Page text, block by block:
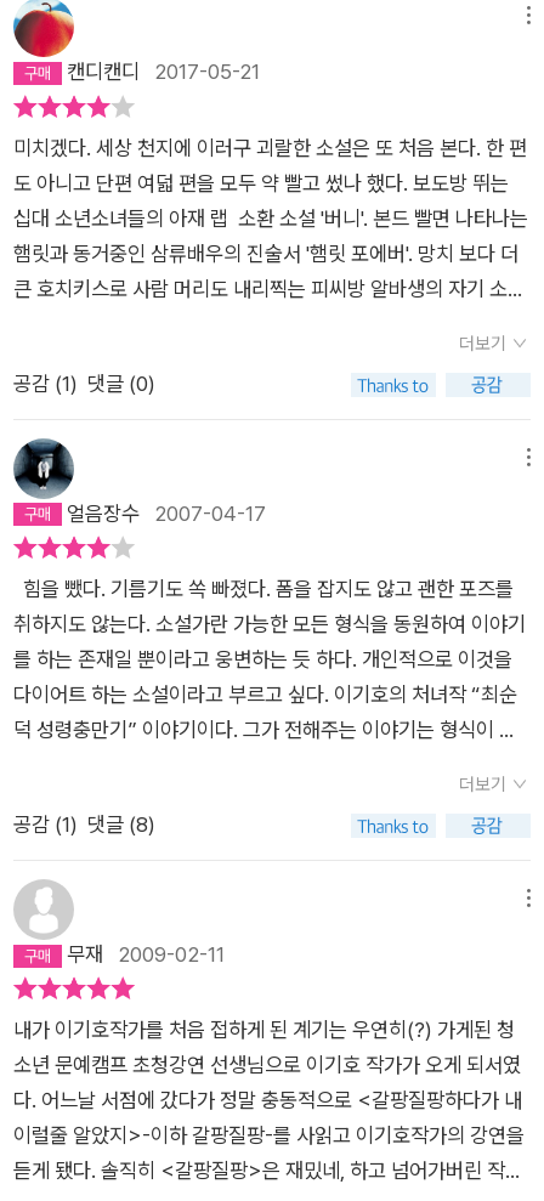
말씀하신다. 꼭 교회 안에 있는것만이 하나님을 섬기는 최대의 일
이 아니라고. 세상에 나가서 하나님이 어떤 곳에 자신을 쓰려고
했는지를 찾으라고 한다. 그저 교회 안에서 하나님만 열심히 믿으
면 되는줄 알았던 스물 두살난 아현동 처녀 최순덕은 이때부터 자
기의 쓰임을 찾기 위해 최선을 다한다. 그리고 그녀가 마침내 발
견한 자신의 쓰임이란? 정말 골때리기 그지 없다. 그러나 이 모든
골때리는 과정들이 조금의 희화도 없이 모두 진지한 어투로 (성
경 말투니 어디 진지하다 뿐이겠는가만은) 담담히 나열되어 있
들도 그럭저럭 재미있지만 나는 이 책이 최순덕 성령충만기라는
단 하나의 단편만 있었다 하더라도 분명 사서 읽을 가치가 있지
않나 싶다. 이기호가 단편에서 그리고 있는 인물들은 하나같이 우
리가 존경하거나 본받을 만한 아니 하다못해 이 사회의 멀쩡한 구
성원으로 끼워주기조차 좀 뭣한 인물들이 등장한다. 못 배우고 못
입고 못 먹는 그들. 그렇지만 이기호가 그리는 그들의 삶이 결코
우스꽝스럽지는 않다. (웃긴것과 우스꽝스러운 것은 천지차이
다.) 이런 못난 인간들도 이 사회에는 분명 존재하니 우리모두 사
랑합시다라는 계몽적 메세지를 전하지도, 그렇다고 해서 이런 인
간들도 있으니 우린 그보다 훨씬 낫지 않소? 하는 자조적인 목소
리를 내지도 않는다. 그냥 있는 그대로 그 사람들을 전해줄 뿐이
다. 그런데 그게 참 웃긴다. 어쩌면 그 웃김은 울다가 결국에는 어
딘가에 털난다는 사실도 망각한채 울게 만드는 웃김인지도 모르
겠지만 말이다.
을 발휘하는 사람들로 선정한다.그리고 이 들의 행위와 주변 관계
를 통해 인간들이 가진 가식과 욕망의 추리함,세태의 허무맹랑함
을 해학적으로 풀이한다. 차이가 있다면 성석제의 인물들이 조금
을 둔 듯하다.하지만 그의 글이 갖는 비현실적 상황 설정(<머리
칼전언><백미러사나이>)과 허구임을,즉 소설임을-드러내는 문
체(<버니><최순덕성령충만기><햄릿포에버>로 인해 주인공
이 갖는 현실과의 붙박이성이 조금 떨어져보이는 것이 사실이다.
소설의 형식면에서는 많은 작품집을 낸 성석제와 이기호를 비교
한다는 것은 좀 무리가 있을 성 싶다.하지만 보편적 시각으로 봤
을 때 성석제가 보수적인 형태를 띤다고 보인다.이기호의 경우 특
체라고 해야 할 것 같다.랩의 라임을 구사하 듯이 보도방 삼촌이
된 주인공과 보도방 출신 가수 순희의 이야기를 담고 있다.한 장
이 넘어 갈 때마다 랩의 후렴구 처럼 동일한 대사가 반복된다. 랩
의 라임을 만드는 방법은 가장 중요한 것이 단어의 운율이다.대개
동일 음운의 반복을 기본으로 친다.그렇다 보니 <버니>를 읽는
사람들은 랩을 하듯이 리듬감을 가지고 읽게 된다.<버니>의 경
우는 음악만 붙인다면 장편의 노래 가사가 될 수도 있겠다 싶을
정도로 랩의 정서와 랩에서 사용되는 단어와 라임의 구성이 훌륭
하다.<최순덕 성령충만기>는 과거 영한판 성경책처럼 이단 구
의 <책벌레>라는 소설에서 한번 본 적이 있는 듯 하다.거기에 문
체 역시 성경에서 쓰는 의고체를 쓰고 있어서 복음서의 패러디 인
상을 강하게 한다.내용적으로 살펴보면 이 책은 총8편의 소설이
실려 있는 단편집이다.단편들은 성격상 크게 둘로 나뉜다.문체적
실험과 해학성을 높인 글과 마치 박상우의 소설과 같은 느낌을 주
는 환상/그로테스크가 살아 있는 소설들이다.(<햄릭><머리칼
전언><발밑으로...>) 둘 다 매력이 넘치긴 하지만 아무래도 전
자의 이미지가 선명하여 후자쪽이 눌리는 듯 하다.허나 긍정적인
측면을 보자면 작가가 다룰 수 있는 소설의 영역과 주제의 범위가
한정적이지 않을 것이라는 가능성으로 비춰진다.개인적으로 재
미있게 본 단편은<버니><햄릿포에버><백미러사나이>등이
다.요즘 시의성으로 본다면 박정희 대통령과 연계성이 있는 <백
필요하다. 바바리 맨은 무능함 때문에 회사와 집에서 당하는 무시
를 견디기 위해 광신도 순덕이 필요하다. 순덕은, 아니 순덕의 맹
신이 적어도 바바리 맨에게만은 위안이 될 수 있다. 생업을 팽개
치고 전도에 모든 시간을 바치는 사람들을 이따금식 지하철에서
만날 수 있다. 그들의 마음 속 깊은 곳에는 바바리 맨의 고뇌가 숨
어있을지도 모를 일이다. <버니> 역시 사창가 풍경을 묘사한다.
수요와 공급의 원칙에 따라 매춘이 이루어지고 있는데 공급자만
비난을 받는 그런 세상이다. 이기호가 세상을 바라보는 방식은 날
으면서 세상을 뒤집어 볼 수 있는 방법을 제시한다. 즉 주류의 시
각이 아닌 비주류의 시각으로 세상을 바라볼 것을 권한다. 물론
불편하다. 세상을 비주류로 살아가는 사람이 대부분이지만 정작
본인은 주류라고 생각하면서 긍적적 마인드를 최고의 가치로 교
육받은 사회에서 다른 목소리로 현실을 목도하는 것은 어떤 의미
일까. 적어도 타인에 대한 배려에 있을 것이다. 소외된 사람들의
누릴 수 있다. 우리느 모르는 사이에 그들의 우주를 하찮게 여기
고 없애며 우리의 우주 또한 누군가에게 하찮게 여겨져 빼앗기고
있는지 모른다.
충만기」는 성경의 형식과 의고체로 이야기를 진행하고, 「버니」는
랩 가사, 「햄릿 포에버」는 피의자 조서 형식으로 진행된다. 몇몇
소설에선 소설가가 변사의 위치에 서서 직접 이야기를 통제하기
자, 앵벌이, 광신도와 바바리 맨, 아들을 소처럼 부리는 엄마 등.
일반적 시선에선 도덕적이라 볼 수 없는 이들의 뒷이야기를 풀어
헤쳐놓는다. 해학적 사연 끝에 궁극적으로 비판의 대상이 되는 건
사회와 위정자들이다. 심지어 이념에 천착하는 운동권도 조롱의
대상이 된다. 진짜 나쁜 건 이런 시시한 약자가 아니라는 걸 영리
하게 비꼬아서 말한다. 당연히 현실에서 저들을 만나면 화가 나겠
으나, 읽고 나서 저들에게 연민이 드는 건 소설가의 재능 탓이다.
늘을 한 번 더 생각하는 건 독자의 몫이다. 소설 마니아 당신. 사
변적이고 무게 잡는 소설에 지쳤다고? 그럼 이기호를 읽으면 된
다. 당연, 우리의 이야기는 지하철에서부터 시작해 지하철로 끝나
는 것이다. 별다른 생각이 있었던 것도, 불만이 있었던 것도 아니
다. 다만, 우리는 하루 목표 금액을 채우기 위해, 그래서 형님의
체인 세례를 당하지 않기 위해, 수시로 돈을 헤아렸을 뿐이다. 그
세월이 십 년이다. 십 년이 어디 짧은 시간인가. 설혹, 불만이나
고민 따위가 있다 하더라도 뭉개지고 바스러져버리고 마는 시간.
우리는 먹고 사는 문제가 급했을 뿐이다. 가난하면 머릿속의 생각
사랑하고 있다고? 그 때문에 풀어놓을 말들이 많다고? 그래, 그
럼 우리에게 와. 딱 하루만 우리와 함께 지하철을 돌자고. 그러고
나서 무슨 생각이 드는지 말해보자고. 유부남이 떠오르는지. 유부
국수가 생각나는지. 98p
캔디캔디 2017-05-21
미치겠다. 세상 천지에 이러구 괴랄한 소설은 또 처음 본다. 한 편
도 아니고 단편 여덟 편을 모두 약 빨고 썼나 했다. 보도방 뛰는
십대 소년소녀들의 아재 랩 소환 소설 '버니'. 본드 빨면 나타나는
햄릿과 동거중인 삼류배우의 진술서 '햄릿 포에버'. 망치 보다 더
큰 호치키스로 사람 머리도 내리찍는 피씨방 알바생의 자기 소개
시기도 일으켜 세우는 팜므파탈인데 분위기는 전설의 고향인 여
자의 '머리칼'. 박정희의 눈을 뒷통수에 달고 심수봉 닮은 여자에
게 반한 남자의 일대기 '백미러 사나이'. 음주 미스터리(가장 평범
했다) '간첩이 다녀가셨다', 성경책 형식이라 복음 막장인 줄 알았
더니 이것도 사랑과 전쟁이었네? '최순덕 성령충만기'. 차라리 숫
처녀 생식으로 할 것이지 한국판 미노타우루스도 아니고 검은소
로 사라진 사람들'. 약이 아니면 본드, 본드 아니면 술, 술이 아니
면 담배 한 보루를 30분 안에 빨고 (담배를 안펴봐서 가능한 일인
지는 모르겠다) 제정신 아닌 상태로 의식의 흐름을 쫓으며 글을
쓰면 이런 작품이 나오지 않을까 하고, 절대 그럴리는 없겠지만
잠깐 의심을 했다. 재미는 있는데 너무 이상해서. 단편들은 하나
같이 난해, 심란, 민망, 당혹, 혐오, 불편, 서글픔의 어드매에 있다.
뭘 비판하려는 건지는 알겠는데 싫어하는 분위기로 풀어가는 이
고 싶지가 않달까. 근데도 잘 읽힌다. 근데도 재미있고. 괴랄한 내
용과는 별개로 문체가 발랄한데다 힘이 세다. 사람으로 치면 청소
년, 사차원 같고 중2병스럽다. 이런 걸 평론가들은 문학적 미학이
라고 표현하는건지는 모르겠지만 나한테는 그냥 좀 이상한 단편
집이었다. 출판사도 이런 어려움을 알아서인지 수능기출문제풀
이집처럼 이기호 소설 '해설'을 단편분량으로 엮어 놓았는데 제일
싫어하는 짓이다. 간단하게 추천사 정도면 몰라도 이 분량이면 그
냥 문학평론가 본인이 책 한 권을 따로 써라. 삐딱한 욕망의 카니
발이고 나발이고 어려우면 어려운데로 난해하면 난해한대로 독
더보기
공감 (1) 댓글 (0)
얼음장수 2007-04-17
힘을 뺐다. 기름기도 쏙 빠졌다. 폼을 잡지도 않고 괜한 포즈를
취하지도 않는다. 소설가란 가능한 모든 형식을 동원하여 이야기
를 하는 존재일 뿐이라고 웅변하는 듯 하다. 개인적으로 이것을
다이어트 하는 소설이라고 부르고 싶다. 이기호의 처녀작 “최순
덕 성령충만기” 이야기이다. 그가 전해주는 이야기는 형식이 독
것들이다. 상상력이 풍부한 사람이 꾸는 몽상에서나 나올 법한 이
야기들. 그러나 어찌하랴? “하지만 우리는 다 알고 있다. 때론 그
런 일들이 있을 수 있다는 것을”(p. 266) 그래서 그의 소설은 재
미있게 그리고 생각보다 리얼하게 읽힌다. 그가 전하고자 하는 메
시지까지 다이어트 하는 것은 아닌 것 같으니 이만하면 좋은 소설
이라 불러도 될 것 같다. 먼저 주목하고 싶은 부분은 ‘머리칼 전
음’에서 드러나는 몸의 감각에 관한 것이다. 내 몸에 속해 있는 것
이긴 한데 나의 의지로 통제할 수 없는 감각들. ‘머리칼 전언’의
여자의 머리칼과 ‘백미러 사나이’의 이시봉의 꿰맨 뒤통수는 주인
의 의지와는 관계없이 제멋대로 행동한다. ‘머리칼 전언’의 여자
는 그 머리칼로 인해 현직교사와 엉뚱한 애정행각을 벌이게 된다
더보기
공감 (1) 댓글 (8)
무재 2009-02-11
내가 이기호작가를 처음 접하게 된 계기는 우연히(?) 가게된 청
소년 문예캠프 초청강연 선생님으로 이기호 작가가 오게 되서였
다. 어느날 서점에 갔다가 정말 충동적으로 <갈팡질팡하다가 내
이럴줄 알았지>-이하 갈팡질팡-를 사읽고 이기호작가의 강연을
듣게 됐다. 솔직히 <갈팡질팡>은 재밌네, 하고 넘어가버린 작품